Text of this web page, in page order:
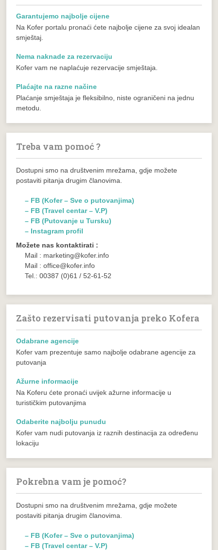
Garantujemo najbolje cijene
Na Kofer portalu pronaći ćete najbolje cijene za svoj idealan
smještaj.
Nema naknade za rezervaciju
Kofer vam ne naplaćuje rezervacije smještaja.
Plaćajte na razne načine
Plaćanje smještaja je fleksibilno, niste ograničeni na jednu
metodu.
Treba vam pomoć ?
Dostupni smo na društvenim mrežama, gdje možete
postaviti pitanja drugim članovima.
– FB (Kofer – Sve o putovanjima)
– FB (Travel centar – V.P)
– FB (Putovanje u Tursku)
– Instagram profil
Možete nas kontaktirati :
Mail : marketing@kofer.info
Mail : office@kofer.info
Tel.: 00387 (0)61 / 52-61-52
Zašto rezervisati putovanja preko Kofera
Odabrane agencije
Kofer vam prezentuje samo najbolje odabrane agencije za
putovanja
Ažurne informacije
Na Koferu ćete pronaći uvijek ažurne informacije u
turističkim putovanjima
Odaberite najbolju punudu
Kofer vam nudi putovanja iz raznih destinacija za određenu
lokaciju
Pokrebna vam je pomoć?
Dostupni smo na društvenim mrežama, gdje možete
postaviti pitanja drugim članovima.
– FB (Kofer – Sve o putovanjima)
– FB (Travel centar – V.P)